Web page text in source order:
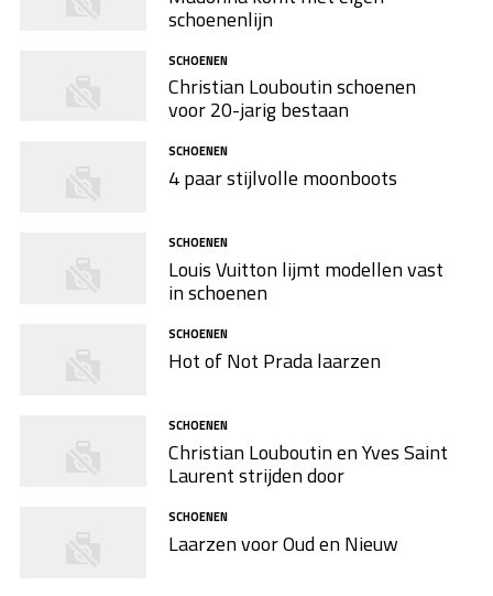
schoenenlijn
SCHOENEN
Christian Louboutin schoenen
voor 20-jarig bestaan
SCHOENEN
4 paar stijlvolle moonboots
SCHOENEN
Louis Vuitton lijmt modellen vast
in schoenen
SCHOENEN
Hot of Not Prada laarzen
SCHOENEN
Christian Louboutin en Yves Saint
Laurent strijden door
SCHOENEN
Laarzen voor Oud en Nieuw